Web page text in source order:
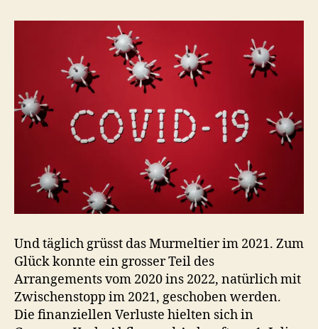
Und täglich grüsst das Murmeltier im 2021. Zum
Glück konnte ein grosser Teil des
Arrangements vom 2020 ins 2022, natürlich mit
Zwischenstopp im 2021, geschoben werden.
Die finanziellen Verluste hielten sich in